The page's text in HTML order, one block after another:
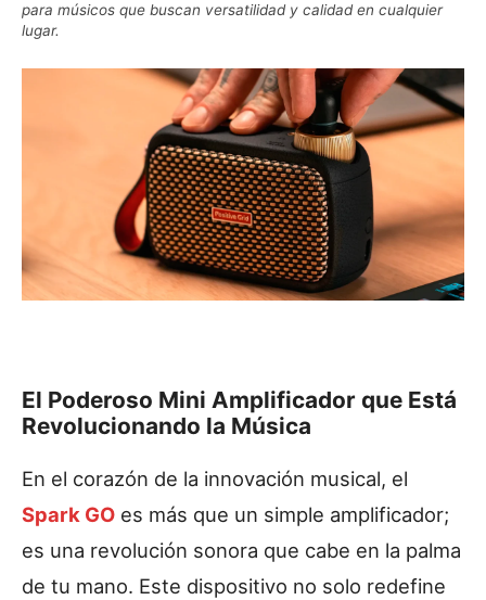
para músicos que buscan versatilidad y calidad en cualquier
lugar.
El Poderoso Mini Amplificador que Está
Revolucionando la Música
En el corazón de la innovación musical, el
Spark GO es más que un simple amplificador;
es una revolución sonora que cabe en la palma
de tu mano. Este dispositivo no solo redefine